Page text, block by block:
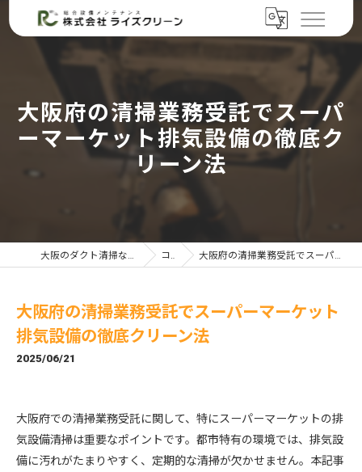
大阪府の清掃業務受託でスーパ
ーマーケット排気設備の徹底ク
リーン法
大阪のダクト清掃なら株式会社ライズクリーン コラム 大阪府の清掃業務受託でスーパーマーケット排気設備の徹底クリーン法
大阪府の清掃業務受託でスーパーマーケット
排気設備の徹底クリーン法
2025/06/21
大阪府での清掃業務受託に関して、特にスーパーマーケットの排
気設備清掃は重要なポイントです。都市特有の環境では、排気設
備に汚れがたまりやすく、定期的な清掃が欠かせません。本記事